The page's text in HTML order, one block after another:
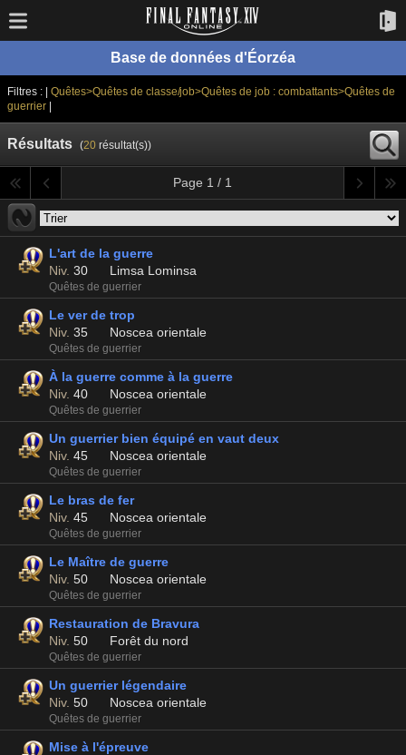
Base de données d'Éorzéa
Filtres : | Quêtes>Quêtes de classe/job>Quêtes de job : combattants>Quêtes de
guerrier|
Résultats (20résultat(s))
Page 1 / 1
L'art de la guerre
Niv. 30 Limsa Lominsa
Quêtes de guerrier
Le ver de trop
Niv. 35 Noscea orientale
Quêtes de guerrier
À la guerre comme à la guerre
Niv. 40 Noscea orientale
Quêtes de guerrier
Un guerrier bien équipé en vaut deux
Niv. 45 Noscea orientale
Quêtes de guerrier
Le bras de fer
Niv. 45 Noscea orientale
Quêtes de guerrier
Le Maître de guerre
Niv. 50 Noscea orientale
Quêtes de guerrier
Restauration de Bravura
Niv. 50 Forêt du nord
Quêtes de guerrier
Un guerrier légendaire
Niv. 50 Noscea orientale
Quêtes de guerrier
Mise à l'épreuve